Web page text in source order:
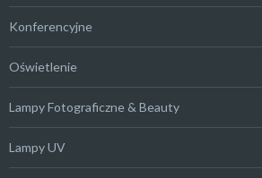
Konferencyjne
Oświetlenie
Lampy Fotograficzne & Beauty
Lampy UV